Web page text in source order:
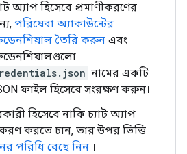
অ্যাপ হিসেবে প্রমাণীকরণের
পরিষেবা অ্যাকাউন্টের
তৈরি করুন এবং
নামের একটি
ফাইল হিসেবে সংরক্ষণ করুন।
হিসেবে নাকি চ্যাট অ্যাপ
করতে চান, তার উপর ভিত্তি
পরিধি বেছে নিন ।